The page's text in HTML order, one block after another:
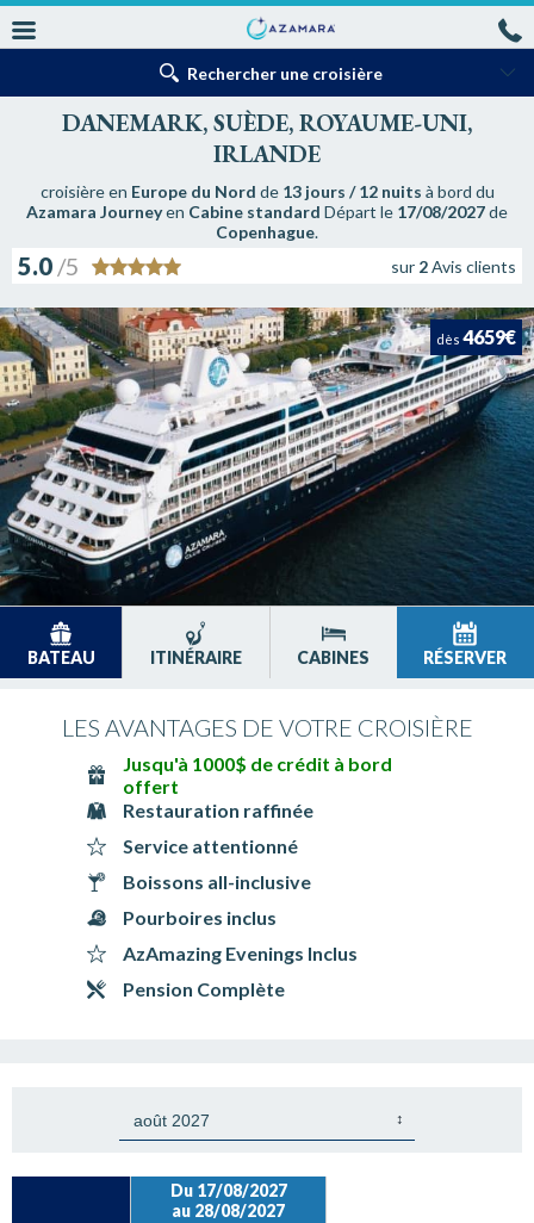
Rechercher une croisière
DANEMARK, SUÈDE, ROYAUME-UNI,
IRLANDE
croisière en Europe du Nord de 13 jours / 12 nuits à bord du
Azamara Journeyen Cabine standard Départ le 17/08/2027de
Copenhague.
5.0 /5 sur 2Avis clients
dès 4659€
BATEAU ITINÉRAIRE CABINES RÉSERVER
LES AVANTAGES DE VOTRE CROISIÈRE
Jusqu'à 1000$ de crédit à bord
offert
Restauration raffinée
Service attentionné
Boissons all-inclusive
Pourboires inclus
AzAmazing Evenings Inclus
Pension Complète
Du 17/08/2027
au 28/08/2027